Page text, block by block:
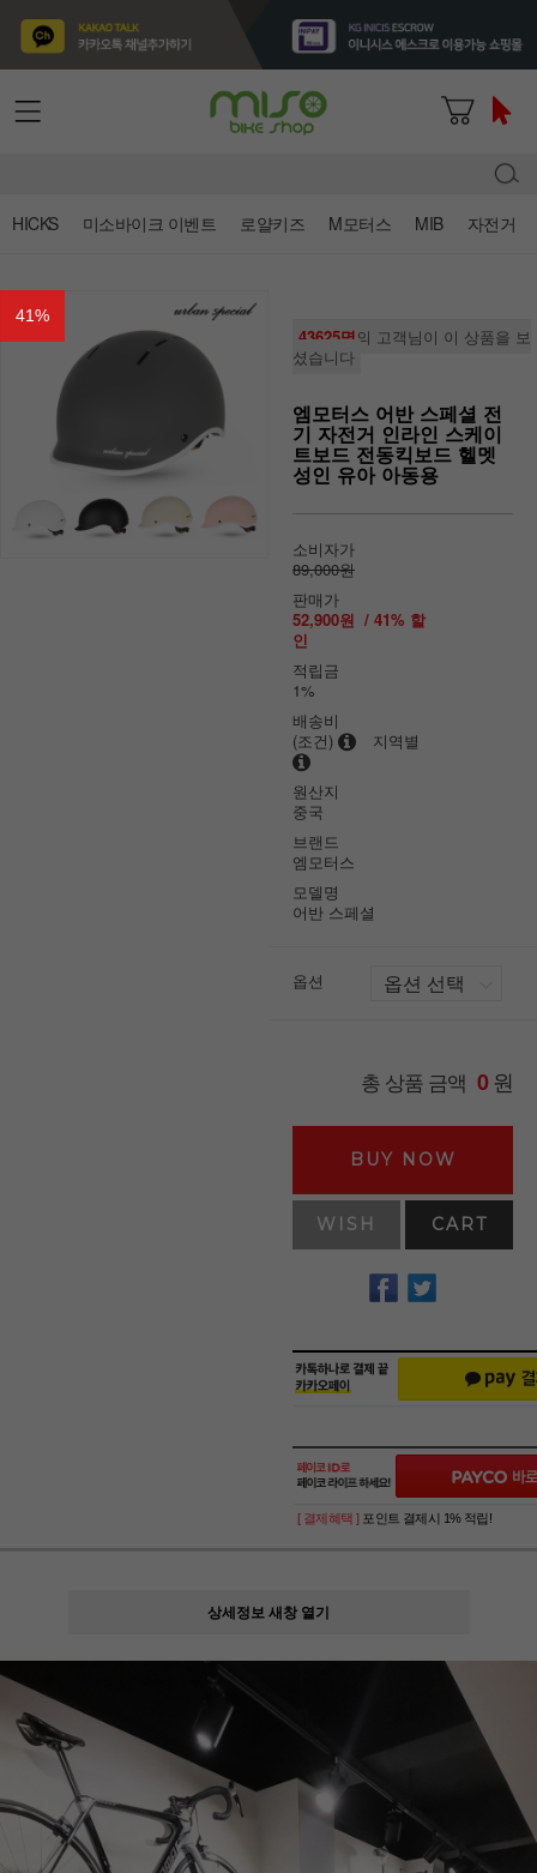
HICKS 미소바이크 이벤트 로얄키즈 M모터스 MIB 자전거
41%
43625명의 고객님이 이 상품을 보
셨습니다
엠모터스 어반 스페셜 전
기 자전거 인라인 스케이
트보드 전동킥보드 헬멧
성인 유아 아동용
소비자가
89,000원
판매가
52,900원 / 41% 할
인
적립금
1%
배송비
(조건)
지역별
원산지
중국
브랜드
엠모터스
모델명
어반 스페셜
옵션
총 상품 금액 0원
BUY NOW
WISH CART
[ 결제혜택 ] 포인트 결제시 1% 적립!
상세정보 새창 열기